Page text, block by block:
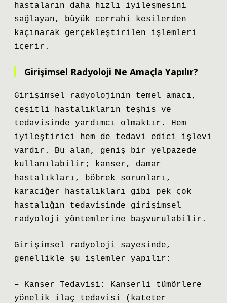
hastaların daha hızlı iyileşmesini
sağlayan, büyük cerrahi kesilerden
kaçınarak gerçekleştirilen işlemleri
içerir.
Girişimsel Radyoloji Ne Amaçla Yapılır?
Girişimsel radyolojinin temel amacı,
çeşitli hastalıkların teşhis ve
tedavisinde yardımcı olmaktır. Hem
iyileştirici hem de tedavi edici işlevi
vardır. Bu alan, geniş bir yelpazede
kullanılabilir; kanser, damar
hastalıkları, böbrek sorunları,
karaciğer hastalıkları gibi pek çok
hastalığın tedavisinde girişimsel
radyoloji yöntemlerine başvurulabilir.
Girişimsel radyoloji sayesinde,
genellikle şu işlemler yapılır:
– Kanser Tedavisi: Kanserli tümörlere
yönelik ilaç tedavisi (kateter